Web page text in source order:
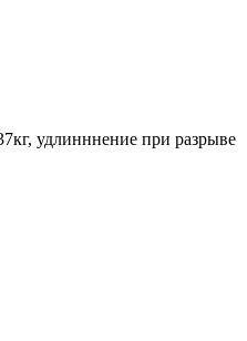
удлинннение при разрыве